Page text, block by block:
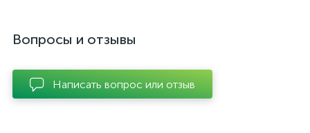
Вопросы и отзывы
Написать вопрос или отзыв